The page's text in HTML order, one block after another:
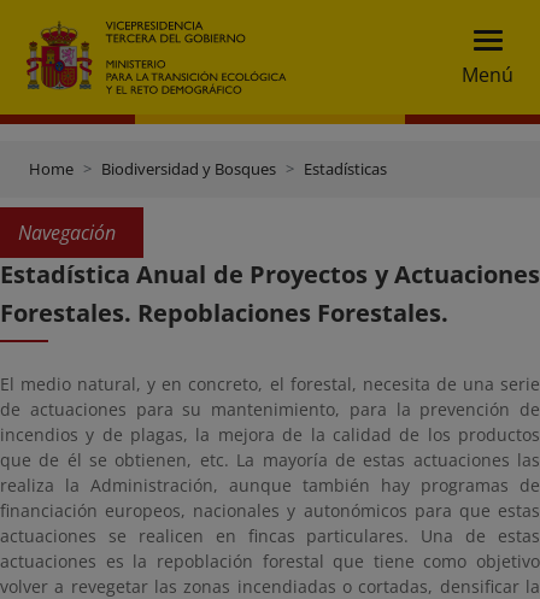
Menú
Home Biodiversidad y Bosques Estadísticas
Navegación
Estadística Anual de Proyectos y Actuaciones
Forestales. Repoblaciones Forestales.
El medio natural, y en concreto, el forestal, necesita de una serie
de actuaciones para su mantenimiento, para la prevención de
incendios y de plagas, la mejora de la calidad de los productos
que de él se obtienen, etc. La mayoría de estas actuaciones las
realiza la Administración, aunque también hay programas de
financiación europeos, nacionales y autonómicos para que estas
actuaciones se realicen en fincas particulares. Una de estas
actuaciones es la repoblación forestal que tiene como objetivo
volver a revegetar las zonas incendiadas o cortadas, densificar la